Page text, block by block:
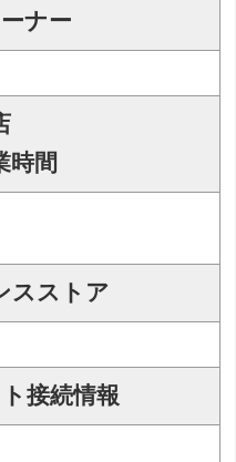
ナー
時間
スストア
接続情報